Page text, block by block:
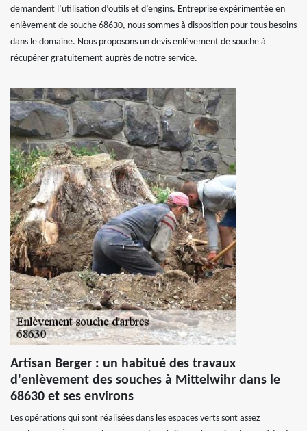
demandent l’utilisation d’outils et d’engins. Entreprise expérimentée en
enlèvement de souche 68630, nous sommes à disposition pour tous besoins
dans le domaine. Nous proposons un devis enlèvement de souche à
récupérer gratuitement auprès de notre service.
Artisan Berger : un habitué des travaux
d'enlèvement des souches à Mittelwihr dans le
68630 et ses environs
Les opérations qui sont réalisées dans les espaces verts sont assez